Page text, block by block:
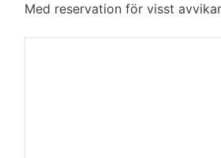
Med reservation för visst